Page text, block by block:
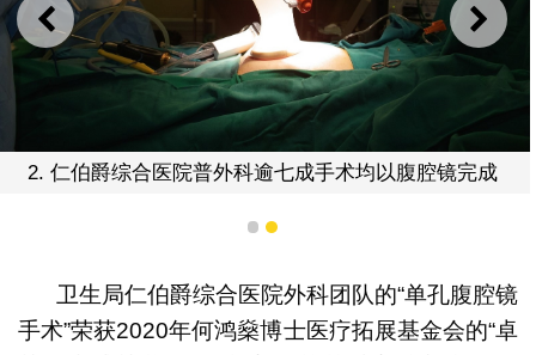
上一则 下一
2. 仁伯爵综合医院普外科逾七成手术均以腹腔镜完成
1 2
卫生局仁伯爵综合医院外科团队的“单孔腹腔镜
手术”荣获2020年何鸿燊博士医疗拓展基金会的“卓